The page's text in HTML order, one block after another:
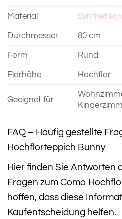
Material
Durchmesser 80 cm
Form Rund
Florhöhe Hochflor
Geeignet für
FAQ – Häufig gestellte
Hochflorteppich Bunny
Hier finden Sie Antworten
Fragen zum Como
hoffen, dass diese
Kaufentscheidung helfen.